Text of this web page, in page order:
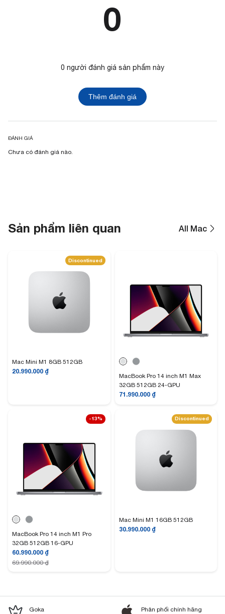
0
0 người đánh giá sản phẩm này
Thêm đánh giá
ĐÁNH GIÁ
Chưa có đánh giá nào.
Sản phẩm liên quan All Mac
Discontinued
Mac Mini M1 8GB 512GB
20.990.000 ₫
MacBook Pro 14 inch M1 Max
32GB 512GB 24-GPU
71.990.000 ₫
-13%
MacBook Pro 14 inch M1 Pro
32GB 512GB 16-GPU
60.990.000 ₫
69.990.000₫
Discontinued
Mac Mini M1 16GB 512GB
30.990.000 ₫
Goka Phân phối chính hãng